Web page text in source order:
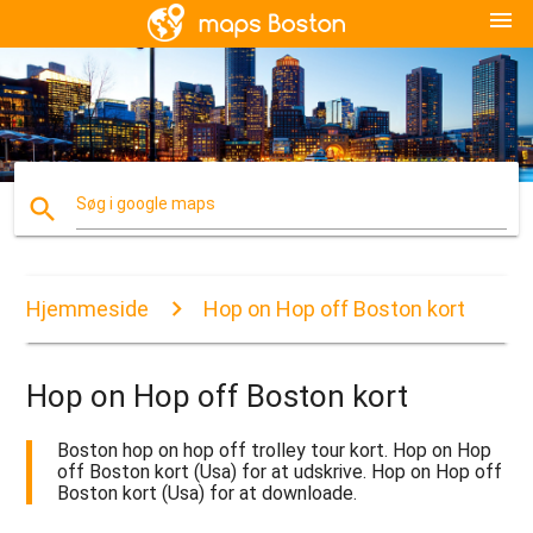
menu
search Søg i google maps
Hjemmeside Hop on Hop off Boston kort
Hop on Hop off Boston kort
Boston hop on hop off trolley tour kort. Hop on Hop
off Boston kort (Usa) for at udskrive. Hop on Hop off
Boston kort (Usa) for at downloade.